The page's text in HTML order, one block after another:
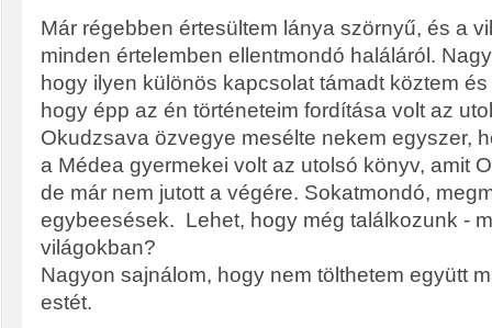
Már régebben értesültem lánya szörnyű, és a
minden értelemben ellentmondó haláláról.
hogy ilyen különös kapcsolat támadt köztem
hogy épp az én történeteim fordítása volt az
Okudzsava özvegye mesélte nekem egyszer,
a Médea gyermekei volt az utolsó könyv, amit
de már nem jutott a végére. Sokatmondó,
egybeesések. Lehet, hogy még találkozunk -
világokban?
Nagyon sajnálom, hogy nem tölthetem együtt
estét.